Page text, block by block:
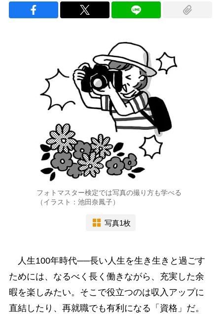
フォトマスター検定では写真の撮り方も学べる
（イラスト：池田奈鳳子）
写真1枚
人生100年時代──長い人生を生き生きと過ごす
ためには、なるべく長く働きながら、充実した余
暇を楽しみたい。そこで役立つのは収入アップに
直結したり、再就職でも有利になる「資格」だ。